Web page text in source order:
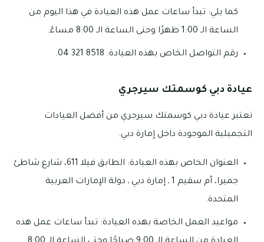
كما يلي: تبدأ ساعات عمل هذه العيادة في هذا اليوم من
الساعة الـ 1:00 ظهرًا وحتى الساعة الـ 8:00 مساءً.
رقم التواصل الخاص بهذه العيادة: 8518 321 04.
عيادة دبي كوسمتك سيرجري
تعتبر عيادة دبي كوسمتك سيرجري من أفضل العيادات
التجميلية الموجودة داخل إمارة دبي.
العنوان الخاص بهذه العيادة: الطابق فيلا 611، شارع شاطئ
جميرا، أم سقيم 1 ـ إمارة دبي ـ دولة الإمارات العربية
المتحدة.
مواعيد العمل الخاصة بهذه العيادة: تبدأ ساعات عمل هذه